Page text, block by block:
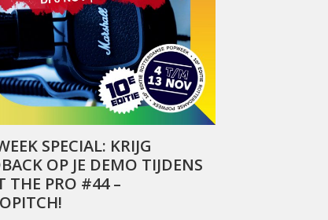
SPECIAL: KRIJG
OP JE DEMO TIJDENS
THE PRO #44 –